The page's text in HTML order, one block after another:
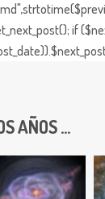
if
AÑOS ...